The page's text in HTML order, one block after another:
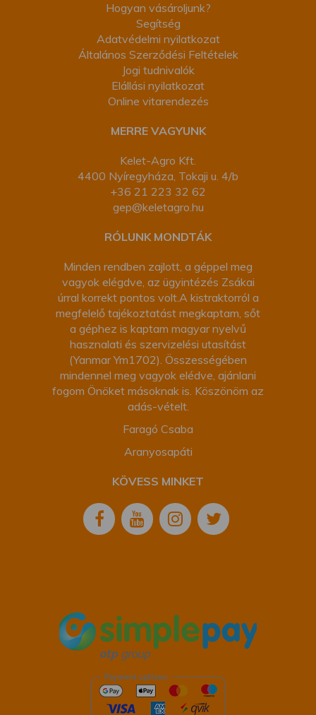
Hogyan vásároljunk?
Segítség
Adatvédelmi nyilatkozat
Általános Szerződési Feltételek
Jogi tudnivalók
Elállási nyilatkozat
Online vitarendezés
MERRE VAGYUNK
Kelet-Agro Kft.
4400 Nyíregyháza, Tokaji u. 4/b
+36 21 223 32 62
gep@keletagro.hu
RÓLUNK MONDTÁK
Minden rendben zajlott, a géppel meg
vagyok elégdve, az ügyintézés Zsákai
úrral korrekt pontos volt.A kistraktorról a
megfelelő tajékoztatást megkaptam, sőt
a géphez is kaptam magyar nyelvű
hasznalati és szervizelési utasítást
(Yanmar Ym1702). Összességében
mindennel meg vagyok elédve, ajánlani
fogom Önöket másoknak is. Köszönöm az
adás-vételt.
Faragó Csaba
Aranyosapáti
KÖVESS MINKET